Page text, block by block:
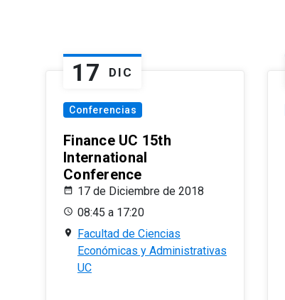
17 DIC
Conferencias
Finance UC 15th
International
Conference
17 de Diciembre de 2018
08:45 a 17:20
Facultad de Ciencias
Económicas y Administrativas
UC